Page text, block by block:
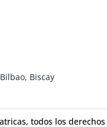
Biscay
todos los derechos